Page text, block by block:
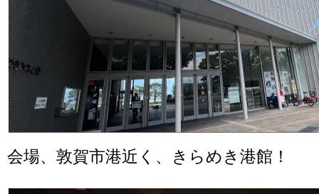
会場、敦賀市港近く、きらめき港館！